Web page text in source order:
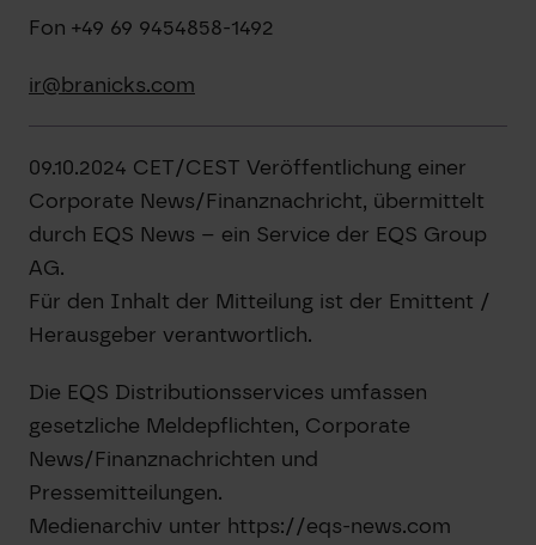
Fon +49 69 9454858-1492
ir@branicks.com
09.10.2024 CET/CEST Veröffentlichung einer
Corporate News/Finanznachricht, übermittelt
durch EQS News – ein Service der EQS Group
AG.
Für den Inhalt der Mitteilung ist der Emittent /
Herausgeber verantwortlich.
Die EQS Distributionsservices umfassen
gesetzliche Meldepflichten, Corporate
News/Finanznachrichten und
Pressemitteilungen.
Medienarchiv unter https://eqs-news.com